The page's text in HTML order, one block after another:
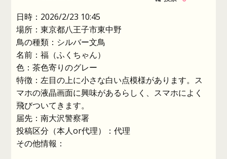
日時：2026/2/23 10:45
場所：東京都八王子市東中野
鳥の種類：シルバー文鳥
名前：福（ふくちゃん）
色：茶色寄りのグレー
特徴：左目の上に小さな白い点模様があります。ス
マホの液晶画面に興味があるらしく、スマホによく
飛びついてきます。
届先：南大沢警察署
投稿区分（本人or代理）：代理
その他情報：